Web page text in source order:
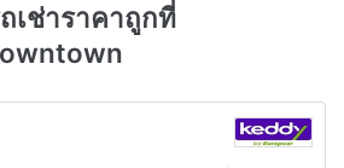
เช่าราคาถูกที่